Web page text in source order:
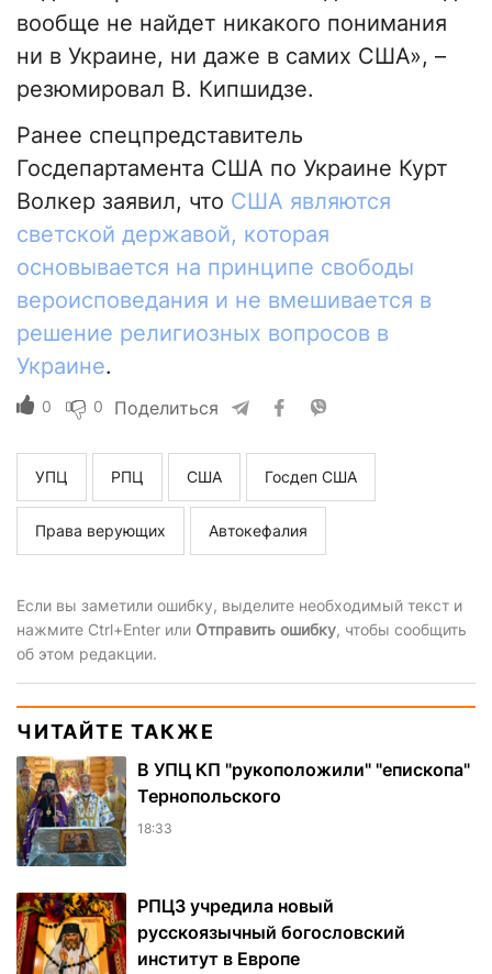
вообще не найдет никакого понимания
ни в Украине, ни даже в самих США», –
резюмировал В. Кипшидзе.
Ранее спецпредставитель
Госдепартамента США по Украине Курт
Волкер заявил, что США являются
светской державой, которая
основывается на принципе свободы
вероисповедания и не вмешивается в
решение религиозных вопросов в
Украине.
0 0 Поделиться
УПЦ РПЦ США Госдеп США
Права верующих Автокефалия
Если вы заметили ошибку, выделите необходимый текст и
нажмите Ctrl+Enter или Отправить ошибку, чтобы сообщить
об этом редакции.
ЧИТАЙТЕ ТАКЖЕ
В УПЦ КП "рукоположили" "епископа"
Тернопольского
18:33
РПЦЗ учредила новый
русскоязычный богословский
институт в Европе